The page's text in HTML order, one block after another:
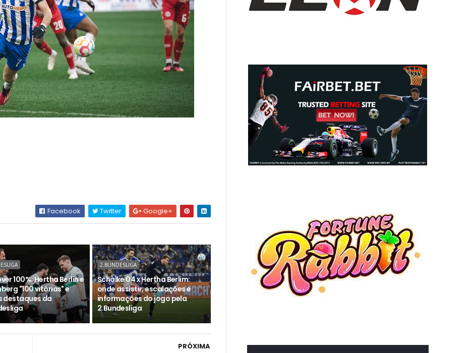
Facebook Twitter Google+
100%; Hertha Berlin e
"100 vitórias" e
destaques da
2.BUNDESLIGA
Schalke 04 x Hertha Berlim:
onde assistir, escalações e
informações do jogo pela
2.Bundesliga
PRÓXIMA